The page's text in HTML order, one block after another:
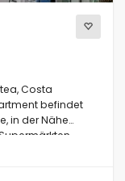
Costa
befindet
in der Nähe
entfernt.